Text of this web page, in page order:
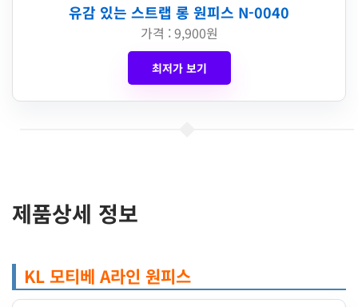
유감 있는 스트랩 롱 원피스 N-0040
가격 : 9,900원
최저가 보기
제품상세 정보
KL 모티베 A라인 원피스